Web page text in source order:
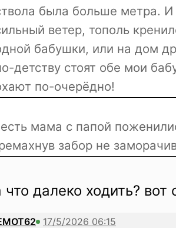
была больше метра. И
ветер, тополь
бабушки, или на дом
детству стоят обе мои
по-очерёдно!
мама с папой
забор не
что далеко ходить?